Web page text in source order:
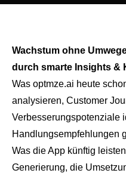
Wachstum ohne
durch smarte Insights &
Was optmze.ai heute
analysieren, Customer
Verbesserungspotenziale
Handlungsempfehlungen
Was die App künftig
Generierung, die